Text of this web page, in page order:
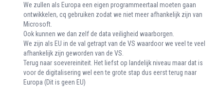
We zullen als Europa een eigen programmeertaal moeten gaan
ontwikkelen, cq gebruiken zodat we niet meer afhankelijk zijn van
Microsoft.
Ook kunnen we dan zelf de data veiligheid waarborgen.
We zijn als EU in de val getrapt van de VS waardoor we veel te veel
afhankelijk zijn geworden van de VS.
Terug naar soevereiniteit. Het liefst op landelijk niveau maar dat is
voor de digitalisering wel een te grote stap dus eerst terug naar
Europa (Dit is geen EU)